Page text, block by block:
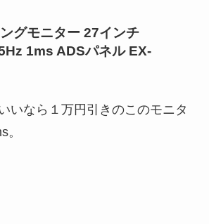
グモニター 27インチ
1ms ADSパネル EX-
いなら１万円引きのこのモニタ